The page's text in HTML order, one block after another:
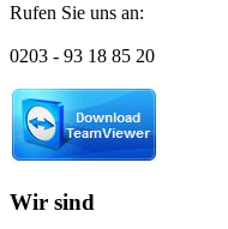
Rufen Sie uns an:
0203 - 93 18 85 20
Wir sind